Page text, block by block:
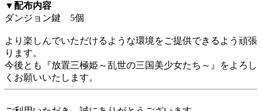
▼配布内容
ダンジョン鍵 5個
より楽しんでいただけるような環境をご提供できるよう頑張
ります。
今後とも『放置三極姫～乱世の三国美少女たち～』をよろし
くお願いいたします。